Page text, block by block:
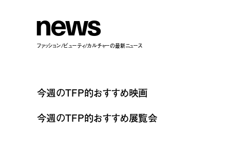
news
ファッション/ビューティ/カルチャーの最新ニュース
今週のTFP的おすすめ映画
今週のTFP的おすすめ展覧会